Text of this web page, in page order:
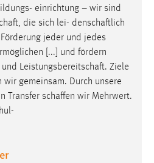
einrichtung – wir sind
, die sich lei- denschaftlich
jeder und jedes
[...] und fördern
Leistungsbereitschaft. Ziele
gemeinsam. Durch unsere
Transfer schaffen wir Mehrwert.